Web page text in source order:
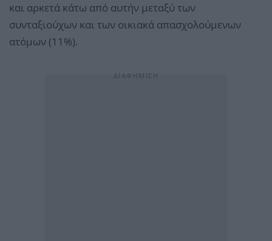
και αρκετά κάτω από αυτήν μεταξύ των
συνταξιούχων και των οικιακά απασχολούμενων
ατόμων (11%).